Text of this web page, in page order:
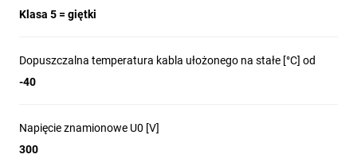
Klasa 5 = giętki
Dopuszczalna temperatura kabla ułożonego na stałe [°C] od
-40
Napięcie znamionowe U0 [V]
300